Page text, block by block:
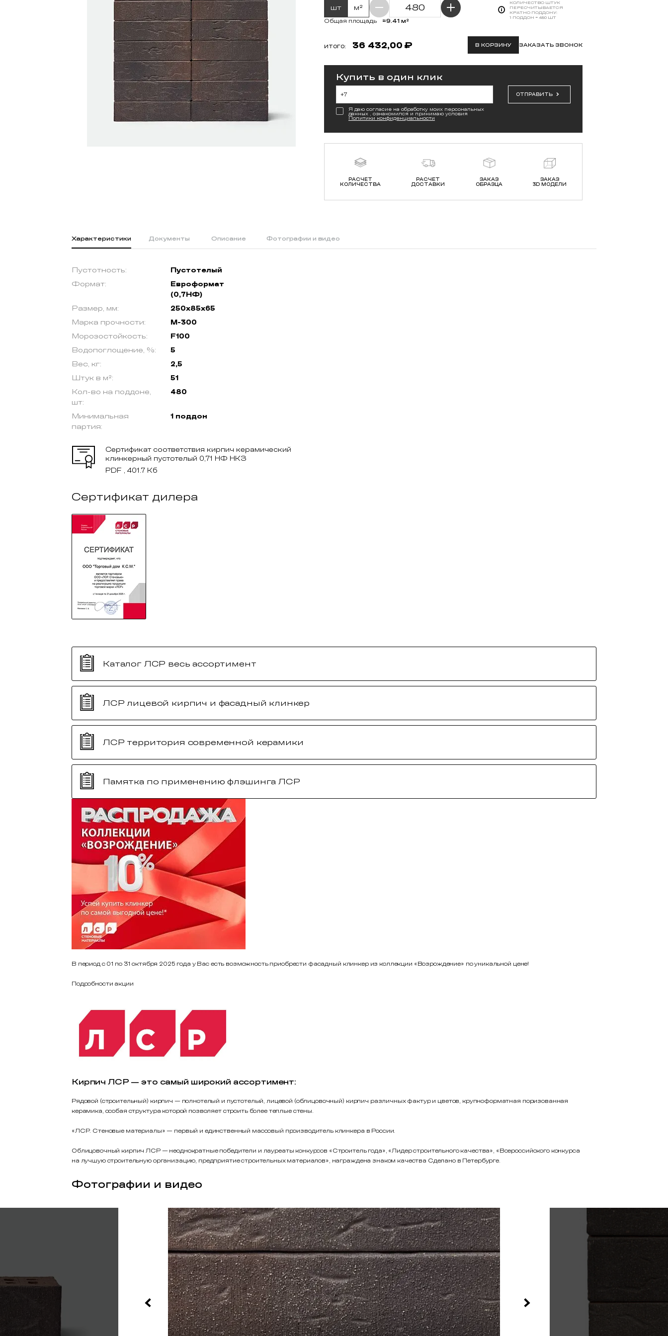
шт м²
Общая площадь ≈9.41 м²
КОЛИЧЕСТВО ШТУК
ПЕРЕСЧИТЫВАЕТСЯ
КРАТНО ПОДДОНУ:
1 ПОДДОН = 480 ШТ
ИТОГО: 36 432,00 ₽ В КОРЗИНУ ЗАКАЗАТЬ ЗВОНОК
Купить в один клик
ОТПРАВИТЬ
Я даю согласие на обработку моих персональных
данных , ознакомился и принимаю условия
Политики конфиденциальности
РАСЧЕТ
КОЛИЧЕСТВА
РАСЧЕТ
ДОСТАВКИ
ЗАКАЗ
ОБРАЗЦА
ЗАКАЗ
3D МОДЕЛИ
Характеристики Документы Описание Фотографии и видео
Пустотность:
Пустотелый
Формат:
Евроформат
(0,7НФ)
Размер, мм:
250х85х65
Марка прочности:
М-300
Морозостойкость:
F100
Водопоглощение, %:
5
Вес, кг:
2,5
Штук в м²:
51
Кол-во на поддоне,
шт:
480
Минимальная
партия:
1 поддон
Сертификат соответствия кирпич керамический
клинкерный пустотелый 0,71 НФ НКЗ
PDF , 401.7 Кб
Сертификат дилера
Каталог ЛСР весь ассортимент
ЛСР лицевой кирпич и фасадный клинкер
ЛСР территория современной керамики
Памятка по применению флэшинга ЛСР
В период с 01 по 31 октября 2025 года у Вас есть возможность приобрести фасадный клинкер из коллекции «Возрождение» по уникальной цене!
Подробности акции
Кирпич ЛСР — это самый широкий ассортимент:
Рядовой (строительный) кирпич — полнотелый и пустотелый, лицевой (облицовочный) кирпич различных фактур и цветов, крупноформатная поризованная
керамика, особая структура которой позволяет строить более теплые стены.
«ЛСР. Стеновые материалы» — первый и единственный массовый производитель клинкера в России.
Облицовочный кирпич ЛСР — неоднократные победители и лауреаты конкурсов «Строитель года», «Лидер строительного качества», «Всероссийского конкурса
на лучшую строительную организацию, предприятие строительных материалов», награждена знаком качества Сделано в Петербурге.
Фотографии и видео